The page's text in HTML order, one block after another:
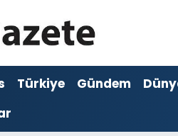
Türkiye Gündem